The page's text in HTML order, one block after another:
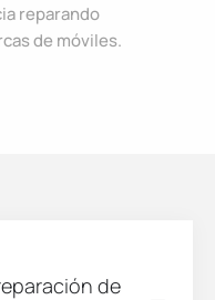
reparando
de móviles.
de